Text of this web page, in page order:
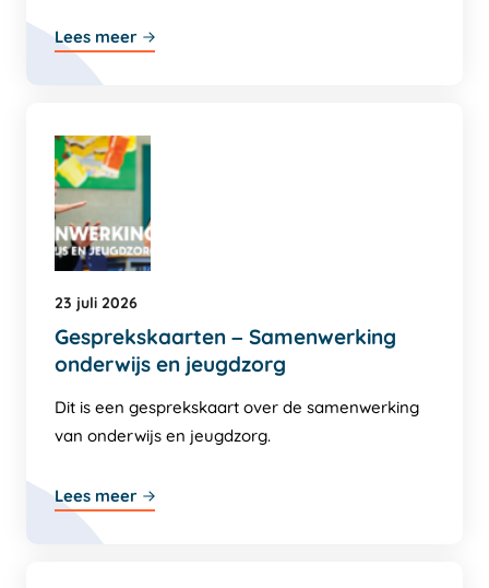
Lees meer
23 juli 2026
Gesprekskaarten – Samenwerking
onderwijs en jeugdzorg
Dit is een gesprekskaart over de samenwerking
van onderwijs en jeugdzorg.
Lees meer